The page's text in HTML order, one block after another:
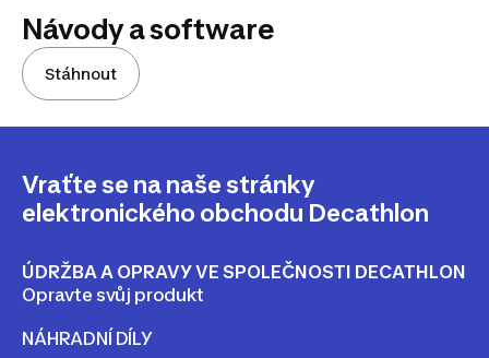
Návody a software
Stáhnout
Vraťte se na naše stránky
elektronického obchodu Decathlon
ÚDRŽBA A OPRAVY VE SPOLEČNOSTI DECATHLON
Opravte svůj produkt
NÁHRADNÍ DÍLY